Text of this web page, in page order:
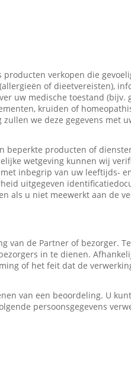
verkopen die
of dieetvereisten),
uw medische toestand (bijv.
kruiden of
we deze gegevens met
beperkte producten of
wetgeving kunnen wij
inbegrip van uw leeftijds-
uitgegeven
als u niet meewerkt aan de
van de Partner of bezorger.
in te dienen.
of het feit dat de
van een beoordeling. U
persoonsgegevens